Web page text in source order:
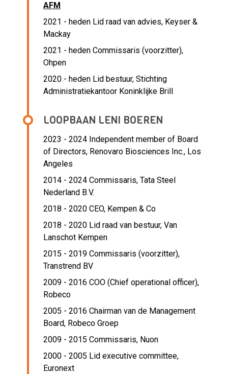
AFM
2021 - heden Lid raad van advies, Keyser &
Mackay
2021 - heden Commissaris (voorzitter),
Ohpen
2020 - heden Lid bestuur, Stichting
Administratiekantoor Koninklijke Brill
LOOPBAAN LENI BOEREN
2023 - 2024 Independent member of Board
of Directors, Renovaro Biosciences Inc., Los
Angeles
2014 - 2024 Commissaris, Tata Steel
Nederland B.V.
2018 - 2020 CEO, Kempen & Co
2018 - 2020 Lid raad van bestuur, Van
Lanschot Kempen
2015 - 2019 Commissaris (voorzitter),
Transtrend BV
2009 - 2016 COO (Chief operational officer),
Robeco
2005 - 2016 Chairman van de Management
Board, Robeco Groep
2009 - 2015 Commissaris, Nuon
2000 - 2005 Lid executive committee,
Euronext